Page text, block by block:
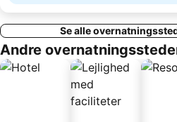
Se alle
Andre